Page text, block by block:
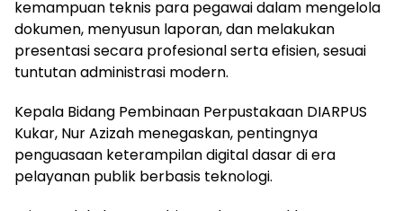
kemampuan teknis para pegawai dalam mengelola
dokumen, menyusun laporan, dan melakukan
presentasi secara profesional serta efisien, sesuai
tuntutan administrasi modern.
Kepala Bidang Pembinaan Perpustakaan DIARPUS
Kukar, Nur Azizah menegaskan, pentingnya
penguasaan keterampilan digital dasar di era
pelayanan publik berbasis teknologi.